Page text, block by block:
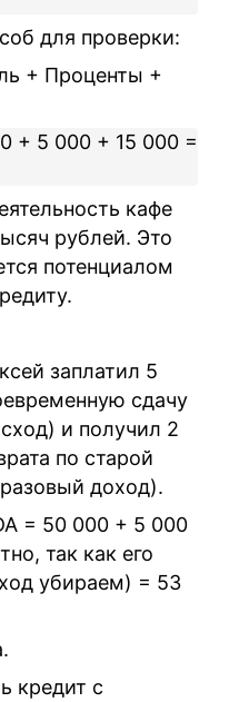
для проверки:
+ Проценты +
+ 5 000 + 15 000 =
кафе
рублей. Это
потенциалом
заплатил 5
сдачу
и получил 2
по старой
доход).
= 50 000 + 5 000
так как его
убираем) = 53
кредит с